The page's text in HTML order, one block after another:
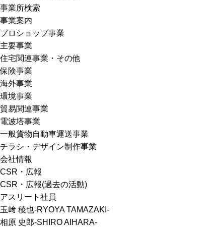
事業所検索
事業案内
プロショップ事業
主要事業
住宅関連事業・その他
保険事業
海外事業
環境事業
貿易関連事業
電波塔事業
一般貨物自動車運送事業
チラシ・デザイン制作事業
会社情報
CSR・広報
CSR・広報(過去の活動)
アスリート社員
玉﨑 稜也-RYOYA TAMAZAKI-
相原 史郎-SHIRO AIHARA-